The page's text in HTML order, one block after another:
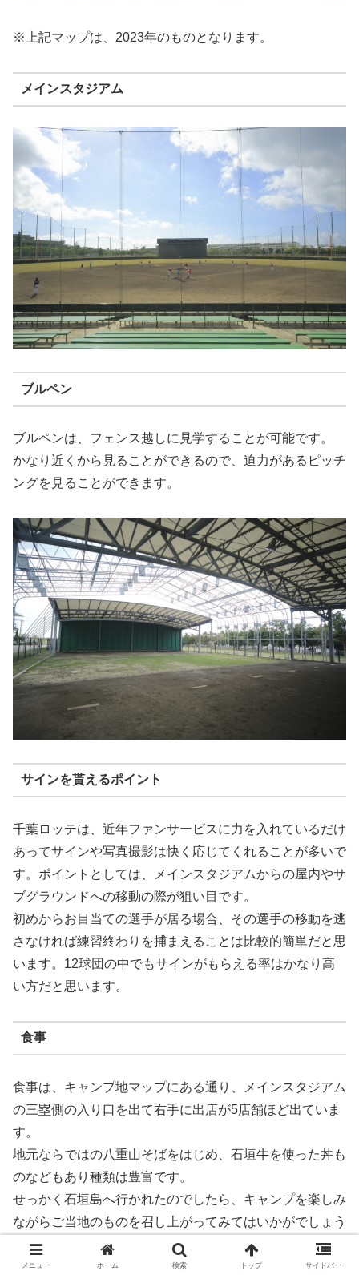
※上記マップは、2023年のものとなります。
メインスタジアム
ブルペン
ブルペンは、フェンス越しに見学することが可能です。
かなり近くから見ることができるので、迫力があるピッチ
ングを見ることができます。
サインを貰えるポイント
千葉ロッテは、近年ファンサービスに力を入れているだけ
あってサインや写真撮影は快く応じてくれることが多いで
す。ポイントとしては、メインスタジアムからの屋内やサ
ブグラウンドへの移動の際が狙い目です。
初めからお目当ての選手が居る場合、その選手の移動を逃
さなければ練習終わりを捕まえることは比較的簡単だと思
います。12球団の中でもサインがもらえる率はかなり高
い方だと思います。
食事
食事は、キャンプ地マップにある通り、メインスタジアム
の三塁側の入り口を出て右手に出店が5店舗ほど出ていま
す。
地元ならではの八重山そばをはじめ、石垣牛を使った丼も
のなどもあり種類は豊富です。
せっかく石垣島へ行かれたのでしたら、キャンプを楽しみ
ながらご当地のものを召し上がってみてはいかがでしょう
か。
メニュー ホーム 検索 トップ サイドバー